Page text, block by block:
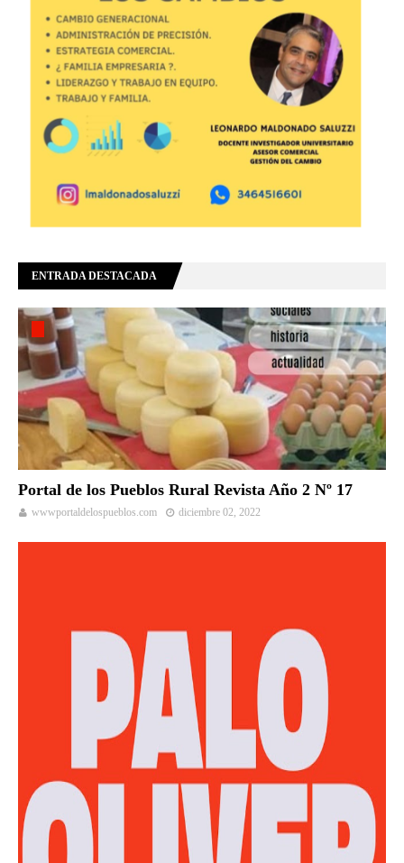
ENTRADA DESTACADA
Portal de los Pueblos Rural Revista Año 2 Nº 17
wwwportaldelospueblos.com diciembre 02, 2022